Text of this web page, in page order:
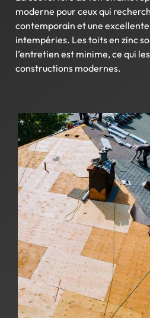
moderne pour ceux qui
contemporain et une
intempéries. Les toits en zinc
l’entretien est minime, ce qui
constructions modernes.